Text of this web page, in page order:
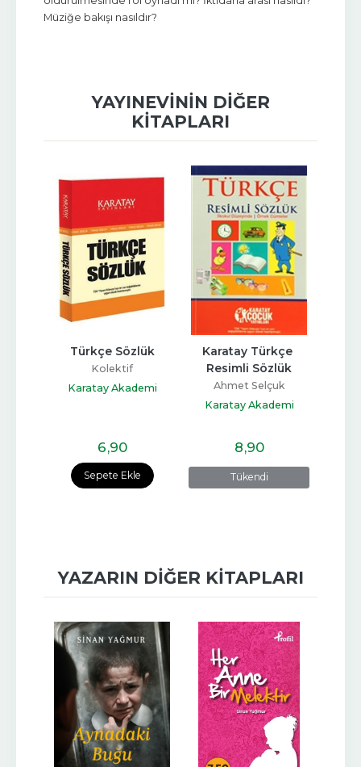
Müziğe bakışı nasıldır?
YAYINEVININ DIĞER
KITAPLARI
Sepete Ekle
Türkçe Sözlük
Kolektif
Karatay Akademi
6,90
Tükendi
Karatay Türkçe
Resimli Sözlük
Ahmet Selçuk
Karatay Akademi
8,90
YAZARIN DIĞER KITAPLARI